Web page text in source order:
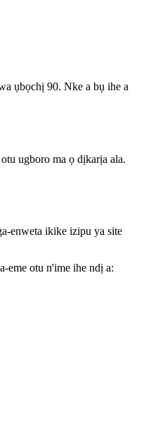
ụbọchị 90. Nke a bụ ihe a
ugboro ma ọ dịkarịa ala.
enweta ikike izipu ya site
eme otu n'ime ihe ndị a: